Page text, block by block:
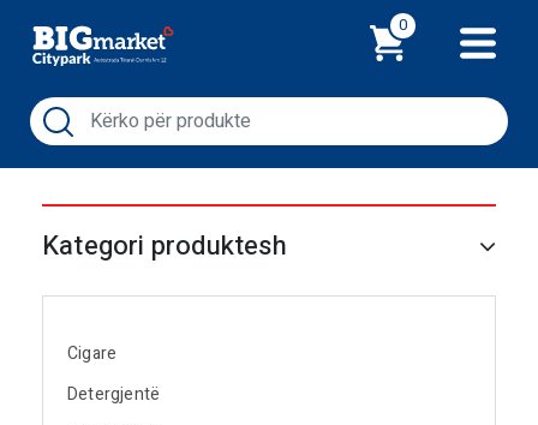
0
Kategori produktesh
Cigare
Detergjentë